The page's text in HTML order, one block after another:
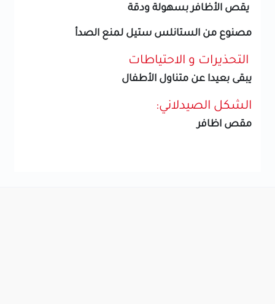
يقص الأظافر بسهولة ودقة
مصنوع من الستانلس ستيل لمنع الصدأ
التحذيرات و الاحتياطات
يبقى بعيدا عن متناول الأطفال
الشكل الصيدلاني:
مقص اظافر